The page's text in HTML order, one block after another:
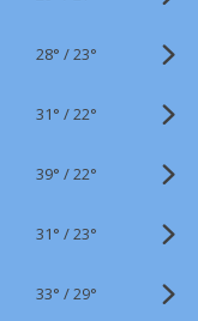
28° /23°
31° /22°
39° /22°
31° /23°
33° /29°